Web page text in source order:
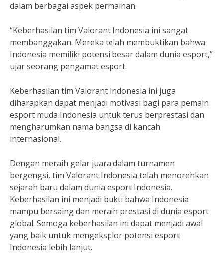
dalam berbagai aspek permainan.
“Keberhasilan tim Valorant Indonesia ini sangat
membanggakan. Mereka telah membuktikan bahwa
Indonesia memiliki potensi besar dalam dunia esport,”
ujar seorang pengamat esport.
Keberhasilan tim Valorant Indonesia ini juga
diharapkan dapat menjadi motivasi bagi para pemain
esport muda Indonesia untuk terus berprestasi dan
mengharumkan nama bangsa di kancah
internasional.
Dengan meraih gelar juara dalam turnamen
bergengsi, tim Valorant Indonesia telah menorehkan
sejarah baru dalam dunia esport Indonesia.
Keberhasilan ini menjadi bukti bahwa Indonesia
mampu bersaing dan meraih prestasi di dunia esport
global. Semoga keberhasilan ini dapat menjadi awal
yang baik untuk mengeksplor potensi esport
Indonesia lebih lanjut.